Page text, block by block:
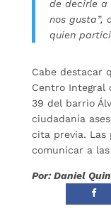
de decirle a
nos gusta”,
quien
Cabe destacar
Centro Integral
39 del barrio
ciudadanía
cita previa. Las
comunicar a las
Por: Daniel